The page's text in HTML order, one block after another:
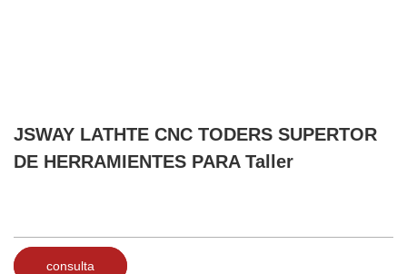
JSWAY LATHTE CNC TODERS SUPERTOR
DE HERRAMIENTES PARA Taller
consulta